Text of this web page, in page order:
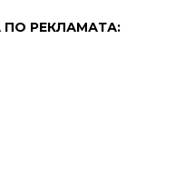
РЕКЛАМАТА: